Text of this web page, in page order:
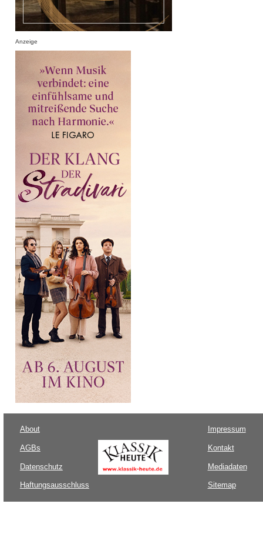
Anzeige
About
AGBs
Datenschutz
Haftungsausschluss
Impressum
Kontakt
Mediadaten
Sitemap